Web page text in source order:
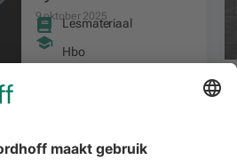
diamanten
9 oktober 2025
Lesmateriaal
Hbo